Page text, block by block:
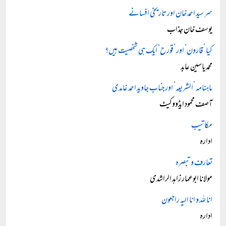
سر سید احمد خان اور تاریخی افسانے
یوسف خان جذاب
کیا ’قارون‘ اور ’قورح‘ ایک ہی شخصیت ہیں؟
محمد یاسین عابد
ماہنامہ ’الشریعہ‘ اور جناب جاوید احمد غامدی
آصف محمود ایڈووکیٹ
مکاتیب
ادارہ
تعارف و تبصرہ
مولانا ابوعمار زاہد الراشدی
انا للہ و انا الیہ راجعون
ادارہ